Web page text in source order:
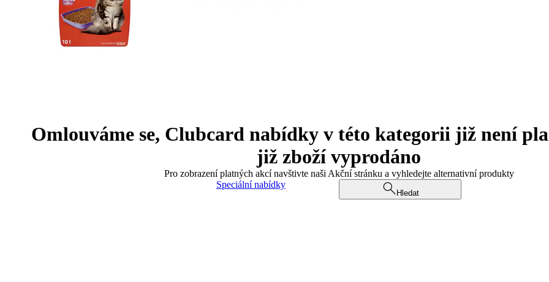
Omlouváme se, Clubcard nabídky v této kategorii již není
již zboží vyprodáno
Pro zobrazení platných akcí navštivte naši Akční stránku a vyhledejte alternativní produkty
Speciální nabídky
Hledat